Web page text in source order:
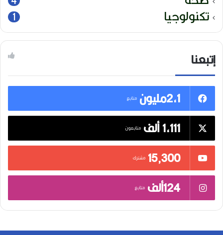
تكنولوجيا 1
إتبعنا
2,1مليون
متابع
1,111 ألف متابعون
15٬300 مشترك
124ألف متابع